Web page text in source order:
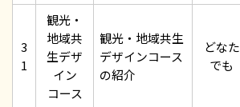
3
1
観光・
地域共
生デザ
イン
コース
観光・地域共生
デザインコース
の紹介
どなた
でも